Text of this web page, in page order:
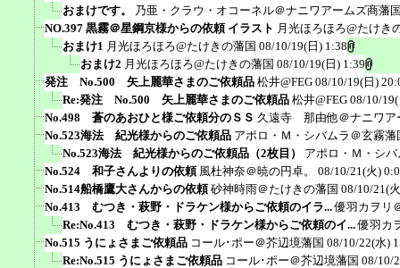
おまけです。
乃亜・クラウ・オコーネル＠ナニワアームズ商藩
NO.397 黒霧＠星鋼京様からの依頼 イラスト 月光ほろほろ@たけき
おまけ1 月光ほろほろ@たけきの藩国 08/10/19(日) 1:38
おまけ2 月光ほろほろ@たけきの藩国 08/10/19(日) 1:39
発注 No.500 矢上麗華さまのご依頼品 松井@FEG 08/10/19(日)
Re:発注 No.500 矢上麗華さまのご依頼品 松井@FEG 08/10/
No.498 蒼のあおひと様ご依頼分のＳＳ 久遠寺 那由他＠ナニワア
No.523海法 紀光様からのご依頼品 アポロ・Ｍ・シバムラ＠玄霧藩
No.523海法 紀光様からのご依頼品（2枚目）
アポロ・Ｍ・シ
No.524 和子さんよりの依頼 風杜神奈＠暁の円卓。
08/10/21(火)
No.514船橋鷹大さんからの依頼 砂神時雨＠たけきの藩国 08/10/21(
No.413 むつき・萩野・ドラケン様からご依頼のイラ... 優羽カヲリ
Re:No.413 むつき・萩野・ドラケン様からご依頼のイ... 優羽カ
No.515 うにょさまご依頼品 コール･ポー＠芥辺境藩国 08/10/22(水)
Re:No.515 うにょさまご依頼品 コール･ポー＠芥辺境藩国 08/10/